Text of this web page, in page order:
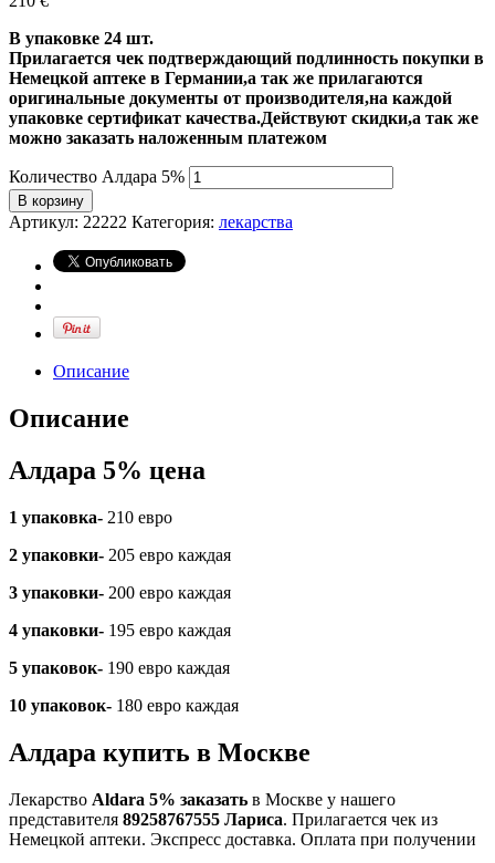
В упаковке 24 шт.
Прилагается чек подтверждающий подлинность покупки в
Немецкой аптеке в Германии,а так же прилагаются
оригинальные документы от производителя,на каждой
упаковке сертификат качества.Действуют скидки,а так же
можно заказать наложенным платежом
Количество Алдара 5%
В корзину
Артикул: 22222 Категория: лекарства
Описание
Описание
Алдара 5% цена
1 упаковка- 210 евро
2 упаковки- 205 евро каждая
3 упаковки- 200 евро каждая
4 упаковки- 195 евро каждая
5 упаковок- 190 евро каждая
10 упаковок- 180 евро каждая
Алдара купить в Москве
Лекарство Aldara 5% заказать в Москве у нашего
представителя 89258767555 Лариса. Прилагается чек из
Немецкой аптеки. Экспресс доставка. Оплата при получении